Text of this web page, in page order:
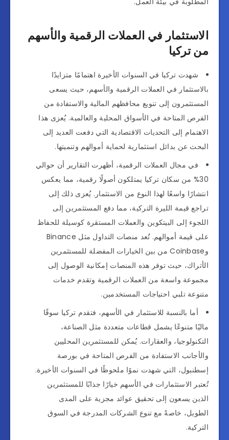
الاستثمار في العملات الرقمية والأسهم
من تركيا
شهدت تركيا في السنوات الأخيرة اهتمامًا متزايدًا
بالاستثمار في العملات الرقمية والأسهم، حيث يسعى
المستثمرون إلى تنويع محافظهم المالية والاستفادة من
الفرص المتاحة في الأسواق المحلية والعالمية. يُعزى هذا
الاهتمام إلى التحديات الاقتصادية التي دفعت العديد إلى
البحث عن بدائل استثمارية لحماية أموالهم وتنميتها.
في مجال العملات الرقمية، أظهرت التقارير أن حوالي
30% من سكان تركيا يمتلكون أصولًا رقمية، مما يعكس
انتشارًا واسعًا لهذا النوع من الاستثمار. يُعزى ذلك إلى
تراجع قيمة الليرة التركية، مما دفع المستثمرين إلى
اللجوء إلى البيتكوين والعملات المستقرة كوسيلة للحفاظ
على قيمة أموالهم. تُعد منصات التداول مثل Binance
وCoinbase من بين الخيارات المفضلة للمستثمرين
الأتراك، حيث توفر هذه المنصات إمكانية الوصول إلى
مجموعة واسعة من العملات الرقمية وتقدم خدمات
متنوعة تلبي احتياجات المستخدمين.
أما بالنسبة للاستثمار في الأسهم، فتقدم تركيا سوقًا
ماليًا متنوعًا يشمل قطاعات متعددة مثل الصناعة،
التكنولوجيا، والعقارات. يُمكن للمستثمرين المحليين
والأجانب الاستفادة من الفرص المتاحة في بورصة
إسطنبول، التي شهدت نموًا ملحوظًا في السنوات الأخيرة.
تُعتبر الاستثمارات في الأسهم خيارًا جذابًا للمستثمرين
الذين يسعون إلى تحقيق عوائد مجزية على المدى
الطويل، خاصةً مع تنوع الشركات المدرجة في السوق
التركية.